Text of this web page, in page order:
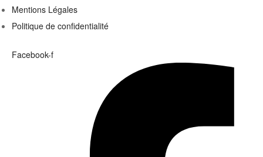
Mentions Légales
Politique de confidentialité
Facebook-f